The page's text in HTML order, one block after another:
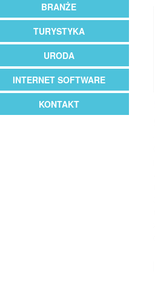
BRANŻE
TURYSTYKA
URODA
INTERNET SOFTWARE
KONTAKT